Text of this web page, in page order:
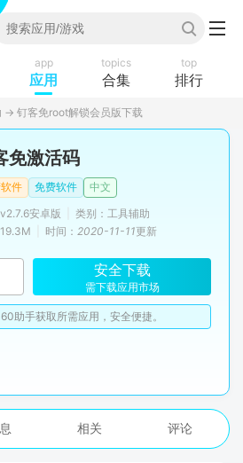
app
应用
topics
合集
top
排行
→ 钉客免root解锁会员版下载
免激活码
件 免费软件
中文
安卓版
类别：工具辅助
时间： 2020-11-11更新
安全下载
需下载应用市场
助手获取所需应用，安全便捷。
相关 评论